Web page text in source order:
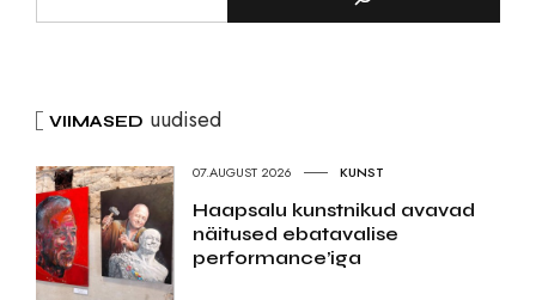
VIIMASED uudised
07.AUGUST 2026 KUNST
Haapsalu kunstnikud avavad
näitused ebatavalise
performance’iga